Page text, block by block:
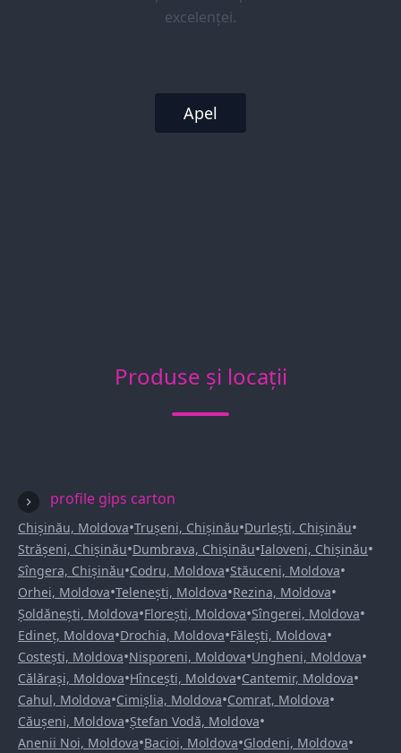
excelenței.
Apel
Produse și locații
profile gips carton
Chișinău, Moldova•Trușeni, Chișinău•Durlești, Chișinău•
Strășeni, Chișinău•Dumbrava, Chișinău•Ialoveni, Chișinău•
Sîngera, Chișinău•Codru, Moldova•Stăuceni, Moldova•
Orhei, Moldova•Telenești, Moldova•Rezina, Moldova•
Șoldănești, Moldova•Florești, Moldova•Sîngerei, Moldova•
Edineț, Moldova•Drochia, Moldova•Fălești, Moldova•
Costești, Moldova•Nisporeni, Moldova•Ungheni, Moldova•
Călărași, Moldova•Hîncești, Moldova•Cantemir, Moldova•
Cahul, Moldova•Cimișlia, Moldova•Comrat, Moldova•
Căușeni, Moldova•Ștefan Vodă, Moldova•
Anenii Noi, Moldova•Bacioi, Moldova•Glodeni, Moldova•